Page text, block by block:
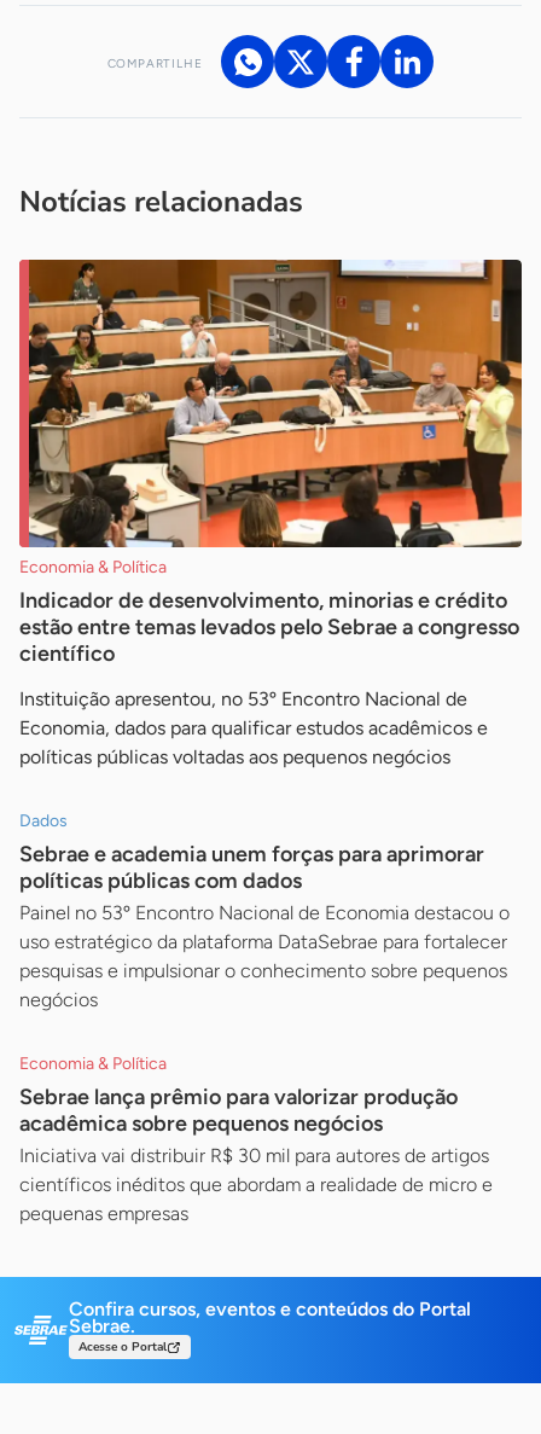
COMPARTILHE
Notícias relacionadas
Economia & Política
Indicador de desenvolvimento, minorias e crédito
estão entre temas levados pelo Sebrae a congresso
científico
Instituição apresentou, no 53º Encontro Nacional de
Economia, dados para qualificar estudos acadêmicos e
políticas públicas voltadas aos pequenos negócios
Dados
Sebrae e academia unem forças para aprimorar
políticas públicas com dados
Painel no 53º Encontro Nacional de Economia destacou o
uso estratégico da plataforma DataSebrae para fortalecer
pesquisas e impulsionar o conhecimento sobre pequenos
negócios
Economia & Política
Sebrae lança prêmio para valorizar produção
acadêmica sobre pequenos negócios
Iniciativa vai distribuir R$ 30 mil para autores de artigos
científicos inéditos que abordam a realidade de micro e
pequenas empresas
Confira cursos, eventos e conteúdos do Portal
Sebrae.
Acesse o Portal